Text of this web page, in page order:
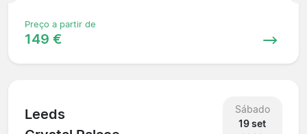
Preço a partir de
149 €
Leeds
Sábado
19 set